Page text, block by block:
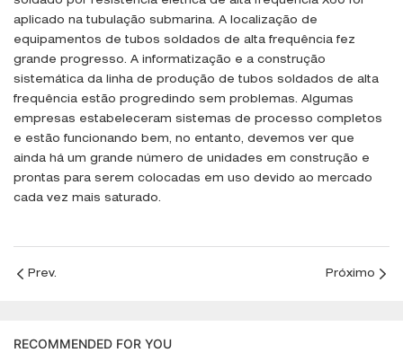
aplicado na tubulação submarina. A localização de
equipamentos de tubos soldados de alta frequência fez
grande progresso. A informatização e a construção
sistemática da linha de produção de tubos soldados de alta
frequência estão progredindo sem problemas. Algumas
empresas estabeleceram sistemas de processo completos
e estão funcionando bem, no entanto, devemos ver que
ainda há um grande número de unidades em construção e
prontas para serem colocadas em uso devido ao mercado
cada vez mais saturado.
Prev. Próximo
RECOMMENDED FOR YOU